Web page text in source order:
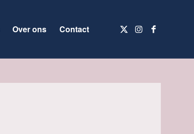
Over ons Contact